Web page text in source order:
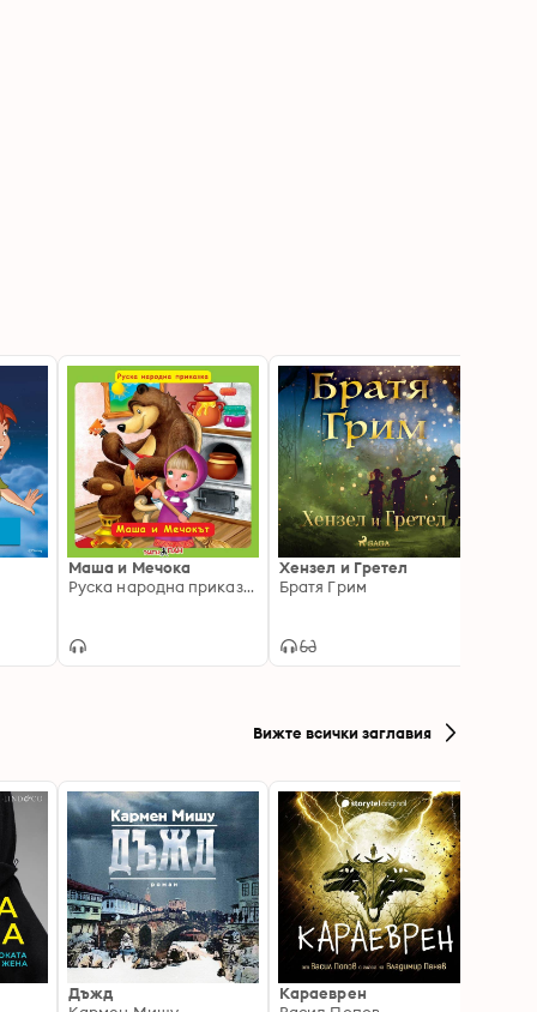
Маша и Мечока
Руска народна приказка
Хензел и Гретел
Братя Грим
Вижте всички заглавия
Дъжд
Караеврен